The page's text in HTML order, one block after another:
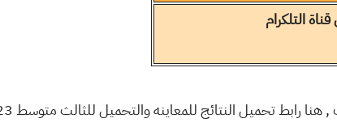
التلكرام